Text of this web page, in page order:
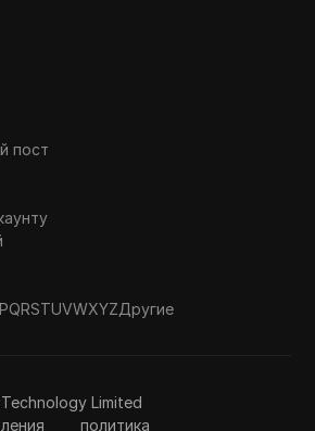
пост
PQRSTUVWXYZДругие
Limited
политика